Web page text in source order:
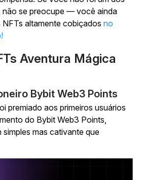
não se preocupe — você ainda
altamente cobiçados no
Aventura Mágica
Bybit Web3 Points
premiado aos primeiros usuários
do Bybit Web3 Points,
simples mas cativante que